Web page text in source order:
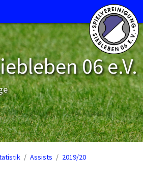
06 e.V.
Assists
2019/20